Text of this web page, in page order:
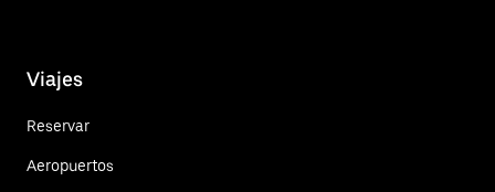
Viajes
Reservar
Aeropuertos